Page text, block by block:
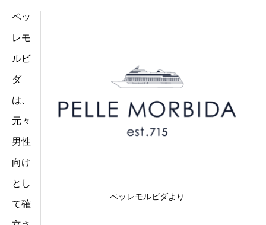
ペッレモルビダより
ペッ
レモ
ルビ
ダ
は、
元々
男性
向け
とし
て確